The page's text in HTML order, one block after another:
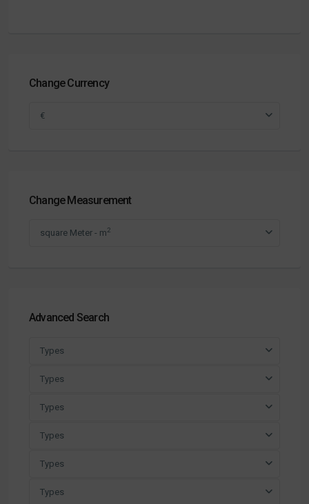
Change Currency
€
Change Measurement
square Meter - m2
Advanced Search
Types
Types
Types
Types
Types
Types